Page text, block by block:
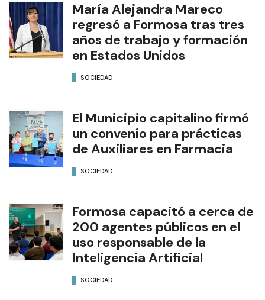
María Alejandra Mareco
regresó a Formosa tras tres
años de trabajo y formación
en Estados Unidos
SOCIEDAD
El Municipio capitalino firmó
un convenio para prácticas
de Auxiliares en Farmacia
SOCIEDAD
Formosa capacitó a cerca de
200 agentes públicos en el
uso responsable de la
Inteligencia Artificial
SOCIEDAD